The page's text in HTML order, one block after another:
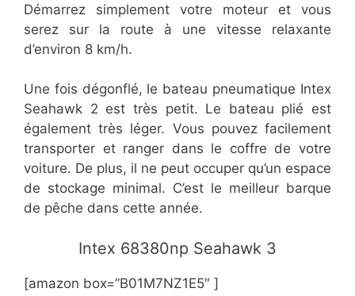
Démarrez simplement votre moteur et vous
serez sur la route à une vitesse relaxante
d’environ 8 km/h.
Une fois dégonflé, le bateau pneumatique Intex
Seahawk 2 est très petit. Le bateau plié est
également très léger. Vous pouvez facilement
transporter et ranger dans le coffre de votre
voiture. De plus, il ne peut occuper qu’un espace
de stockage minimal. C’est le meilleur barque
de pêche dans cette année.
​Intex 68380np Seahawk 3
[amazon box=”B01M7NZ1E5″ ]